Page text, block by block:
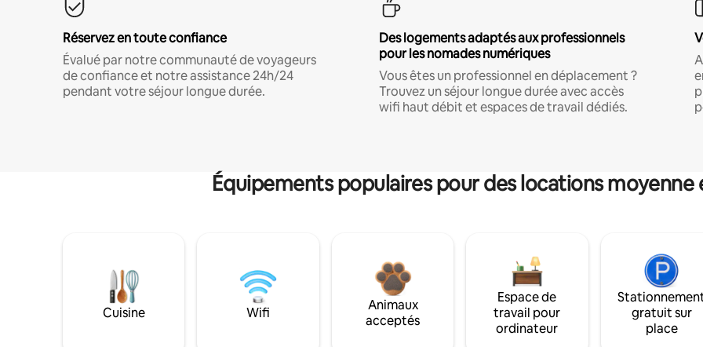
Réservez en toute confiance
Évalué par notre communauté de voyageurs
de confiance et notre assistance 24h/24
pendant votre séjour longue durée.
Des logements adaptés aux professionnels
pour les nomades numériques
Vous êtes un professionnel en déplacement ?
Trouvez un séjour longue durée avec accès
wifi haut débit et espaces de travail dédiés.
Équipements populaires pour des locations
Cuisine Wifi
Animaux
acceptés
Espace de
travail pour
ordinateur
gratuit sur
place